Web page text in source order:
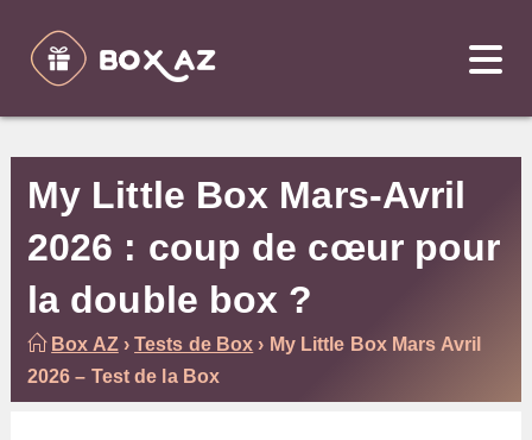
content
My Little Box Mars-Avril
2026 : coup de cœur pour
la double box ?
Box AZ›Tests de Box › My Little Box Mars Avril
2026 – Test de la Box